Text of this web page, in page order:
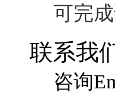
可完
联系我
咨询